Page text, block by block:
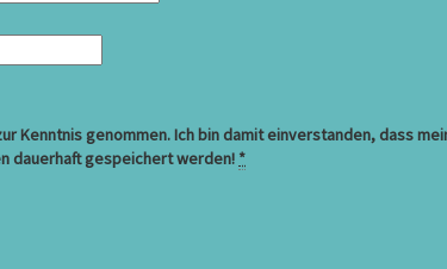
Kenntnis genommen. Ich bin damit einverstanden, dass
dauerhaft gespeichert werden! *